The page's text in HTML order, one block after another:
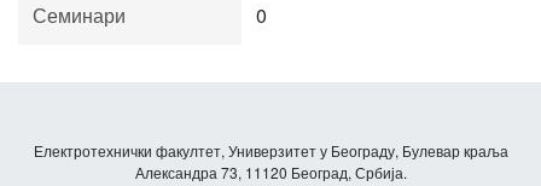
Семинари 0
Електротехнички факултет, Универзитет у Београду, Булевар краља
Александра 73, 11120 Београд, Србија.